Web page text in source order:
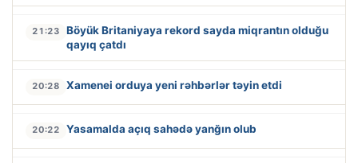
21:23
Böyük Britaniyaya rekord sayda miqrantın olduğu
qayıq çatdı
20:28 Xamenei orduya yeni rəhbərlər təyin etdi
20:22 Yasamalda açıq sahədə yanğın olub